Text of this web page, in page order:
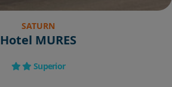
SATURN
Hotel MURES
Superior